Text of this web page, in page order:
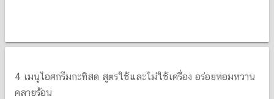
4 เมนูไอศกรีมกะทิสด สูตรใช้และไม่ใช้เครื่อง อร่อยหอมหวาน
คลายร้อน